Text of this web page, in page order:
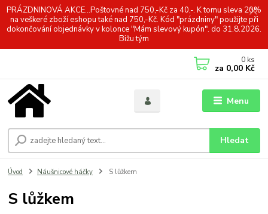
PRÁZDNINOVÁ AKCE...Poštovné nad 750,-Kč za 40,-. K tomu sleva 20%
na veškeré zboží eshopu také nad 750,-Kč. Kód "prázdniny" použijte při
dokončování objednávky v kolonce "Mám slevový kupón". do 31.8.2026.
Bižu tým
Menu
Hledat
0 ks
za 0,00 Kč
Úvod Náušnicové háčky S lůžkem
S lůžkem